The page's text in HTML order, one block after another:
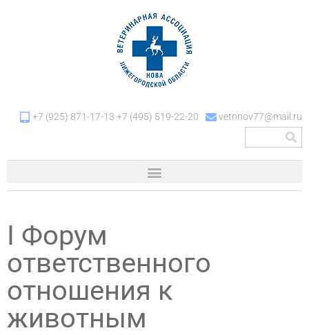
+7 (925) 871-17-13 +7 (495) 519-22-20 vetnnov77@mail.ru
I Форум
ответственного
отношения к
животным